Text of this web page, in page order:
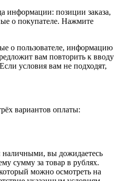
информации: позиции заказа,
о покупателе. Нажмите
о пользователе, информацию
вам повторить к вводу
условия вам не подходят,
вариантов оплаты:
вы дожидаетесь
сумму за товар в рублях.
можно осмотреть на